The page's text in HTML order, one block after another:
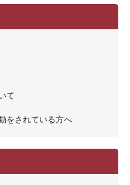
て
をされている方へ